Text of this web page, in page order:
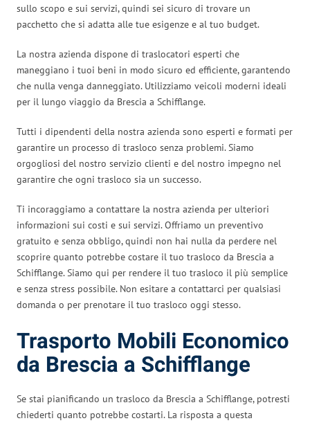
sullo scopo e sui servizi, quindi sei sicuro di trovare un
pacchetto che si adatta alle tue esigenze e al tuo budget.
La nostra azienda dispone di traslocatori esperti che
maneggiano i tuoi beni in modo sicuro ed efficiente, garantendo
che nulla venga danneggiato. Utilizziamo veicoli moderni ideali
per il lungo viaggio da Brescia a Schifflange.
Tutti i dipendenti della nostra azienda sono esperti e formati per
garantire un processo di trasloco senza problemi. Siamo
orgogliosi del nostro servizio clienti e del nostro impegno nel
garantire che ogni trasloco sia un successo.
Ti incoraggiamo a contattare la nostra azienda per ulteriori
informazioni sui costi e sui servizi. Offriamo un preventivo
gratuito e senza obbligo, quindi non hai nulla da perdere nel
scoprire quanto potrebbe costare il tuo trasloco da Brescia a
Schifflange. Siamo qui per rendere il tuo trasloco il più semplice
e senza stress possibile. Non esitare a contattarci per qualsiasi
domanda o per prenotare il tuo trasloco oggi stesso.
Trasporto Mobili Economico
da Brescia a Schifflange
Se stai pianificando un trasloco da Brescia a Schifflange, potresti
chiederti quanto potrebbe costarti. La risposta a questa